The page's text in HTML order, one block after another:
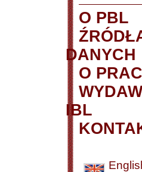
O PBL
DANYCH
O
IBL